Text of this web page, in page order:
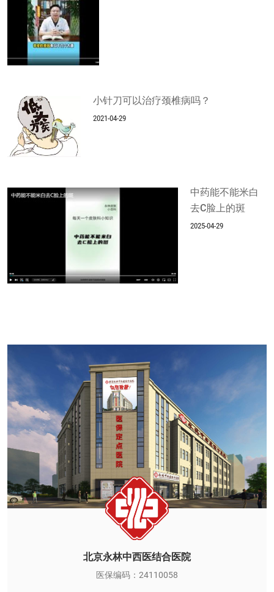
小针刀可以治疗颈椎病吗？
2021-04-29
中药能不能米白
去C脸上的斑
2025-04-29
北京永林中西医结合医院
医保编码：24110058